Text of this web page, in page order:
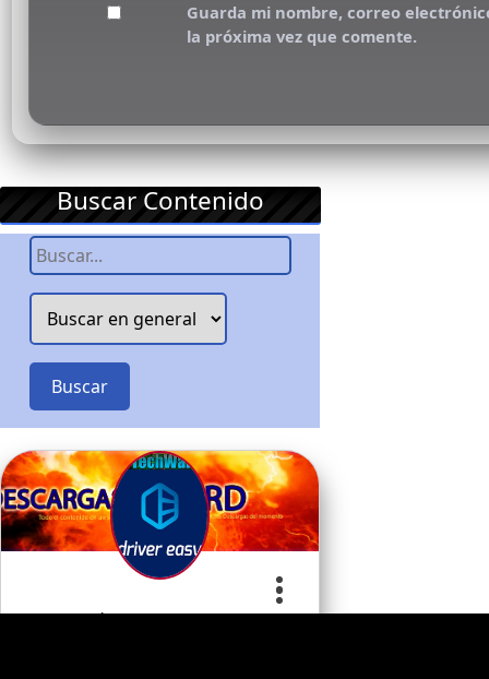
Guarda mi nombre, correo
la próxima vez que comente.
Buscar Contenido
Buscar
Driver Easy Pro…